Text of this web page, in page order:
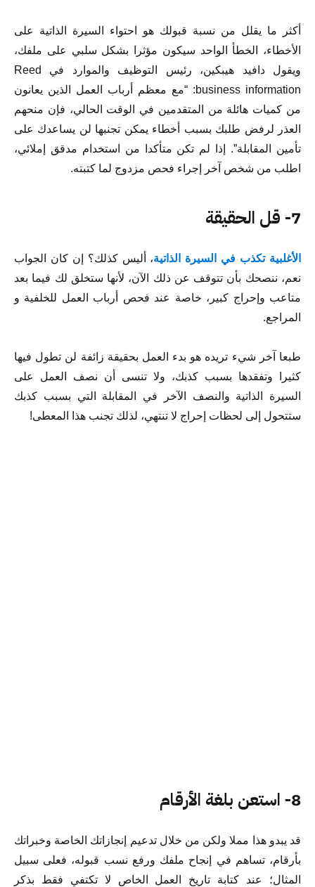
أكثر ما يقلل من نسبة قبولك هو احتواء السيرة الذاتية على
الأخطاء، الخطأ الواحد سيكون مؤثرا بشكل سلبي على ملفك،
ويقول دافيد هيبكين، رئيس التوظيف والموارد في Reed
business information: “مع معظم أرباب العمل الذين يعانون
من كميات هائلة من المتقدمين في الوقت الحالي، فإن منحهم
العذر لرفض طلبك بسبب أخطاء يمكن تجنبها لن يساعدك على
تأمين المقابلة”. إذا لم تكن متأكدا من استخدام مدقق إملائي،
اطلب من شخص آخر إجراء فحص مزدوج لما كتبته.
7- قل الحقيقة
الأغلبية تكذب في السيرة الذاتية، أليس كذلك؟ إن كان الجواب
نعم، ننصحك بأن تتوقف عن ذلك الآن، لأنها ستخلق لك فيما بعد
متاعب وإحراج كبير، خاصة عند فحص أرباب العمل للخلفية و
المراجع.
طبعا آخر شيء تريده هو بدء العمل بحقيقة زائفة لن تطول فيها
كثيرا وتفقدها بسبب كذبك، ولا تنسى أن نصف العمل على
السيرة الذاتية والنصف الآخر في المقابلة التي بسبب كذبك
ستتحول إلى لحظات إحراج لا تنتهي، لذلك تجنب هذا المعطى!
8- استعن بلغة الأرقام
قد يبدو هذا مملا ولكن من خلال تدعيم إنجازاتك الخاصة وخبراتك
بأرقام، تساهم في إنجاح ملفك ورفع نسب قبوله، فعلى سبيل
المثال؛ عند كتابة تاريخ العمل الخاص لا تكتفي فقط بذكر